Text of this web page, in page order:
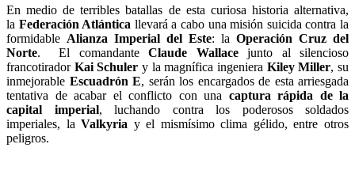
En medio de terribles batallas de esta curiosa historia alternativa,
la Federación Atlántica llevará a cabo una misión suicida contra la
formidable Alianza Imperial del Este: la Operación Cruz del
Norte. El comandante Claude Wallacejunto al silencioso
francotirador Kai Schuler y la magnífica ingeniera Kiley Miller, su
inmejorable Escuadrón E, serán los encargados de esta arriesgada
tentativa de acabar el conflicto con una captura rápida de la
capital imperial, luchando contra los poderosos soldados
imperiales, laValkyria y el mismísimo clima gélido, entre otros
peligros.